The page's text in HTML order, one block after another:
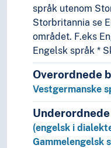
Språkhistorie
Språkkultur
Tid i enheter,
språk utenom
Storbritannia se
området. F.eks
Engelsk språk *
Overordnede
Vestgermanske
(engelsk i
Gammelengelsk